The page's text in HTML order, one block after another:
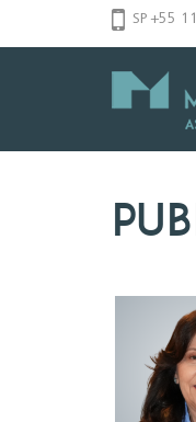
SP +55